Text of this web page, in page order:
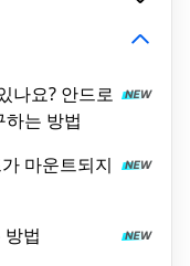
나요? 안드로
는 방법
마운트되지
법